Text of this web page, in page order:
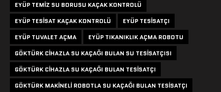
EYÜP TEMIZ SU BORUSU KAÇAK KONTROLÜ
EYÜP TESISAT KAÇAK KONTROLÜ
EYÜP TESISATÇI
EYÜP TUVALET AÇMA
EYÜP TIKANIKLIK AÇMA ROBOTU
GÖKTÜRK CIHAZLA SU KAÇAĞI BULAN SU TESISATÇISI
GÖKTÜRK CIHAZLA SU KAÇAĞI BULAN TESISATÇI
GÖKTÜRK MAKINELI ROBOTLA SU KAÇAĞI BULAN TESISATÇI